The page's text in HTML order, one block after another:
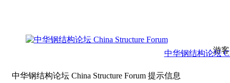
游
中华钢结构论坛
中华钢结构论坛 China Structure Forum 提示信息